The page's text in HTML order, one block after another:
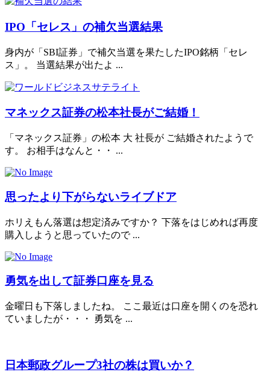
IPO「セレス」の補欠当選結果
身内が「SBI証券」で補欠当選を果たしたIPO銘柄「セレ
ス」。 当選結果が出たよ ...
マネックス証券の松本社長がご結婚！
「マネックス証券」の松本 大 社長が ご結婚されたようで
す。 お相手はなんと・・ ...
思ったより下がらないライブドア
ホリえもん落選は想定済みですか？ 下落をはじめれば再度
購入しようと思っていたので ...
勇気を出して証券口座を見る
金曜日も下落しましたね。 ここ最近は口座を開くのを恐れ
ていましたが・・・ 勇気を ...
日本郵政グループ3社の株は買いか？